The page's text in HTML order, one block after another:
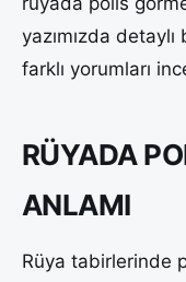
yazımızda
farklı yorumları
RÜYADA
ANLAMI
Rüya tabirlerinde